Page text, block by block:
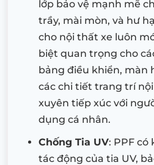
lớp bảo vệ mạnh mẽ
trầy, mài mòn, và hư
cho nội thất xe luôn
biệt quan trọng cho
bảng điều khiển, màn
các chi tiết trang trí
xuyên tiếp xúc với
dụng cá nhân.
Chống Tia UV: PPF có
tác động của tia UV,